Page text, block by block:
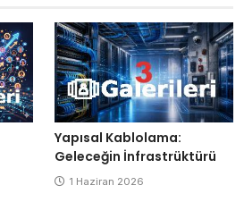
Yapısal Kablolama:
Geleceğin İnfrastrüktürü
1 Haziran 2026